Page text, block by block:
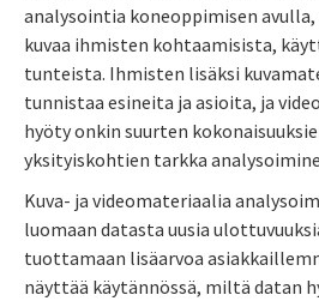
analysointia koneoppimisen
kuvaa ihmisten kohtaamisista,
tunteista. Ihmisten lisäksi
tunnistaa esineita ja asioita, ja
hyöty onkin suurten
yksityiskohtien tarkka
Kuva- ja videomateriaalia
luomaan datasta uusia
tuottamaan lisäarvoa
näyttää käytännössä, miltä datan